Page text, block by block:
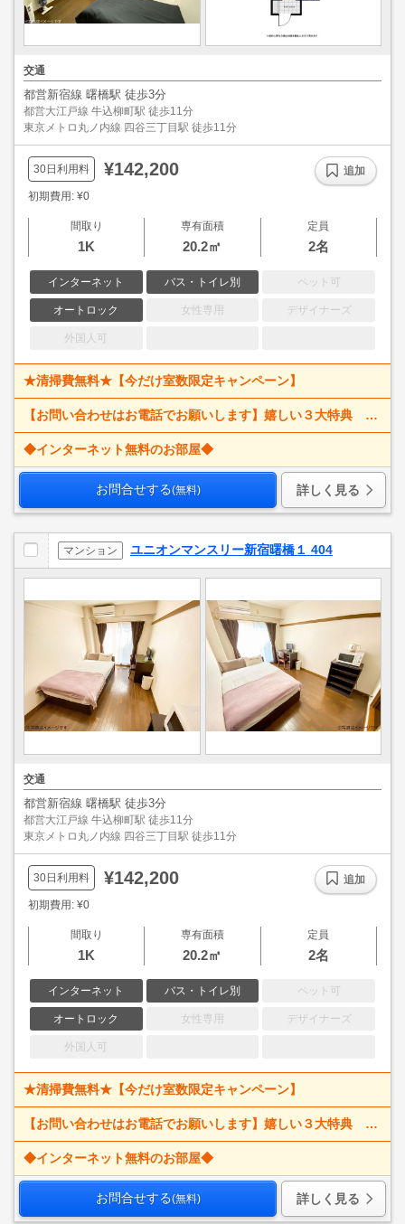
交通
都営新宿線 曙橋駅 徒歩3分
都営大江戸線 牛込柳町駅 徒歩11分
東京メトロ丸ノ内線 四谷三丁目駅 徒歩11分
30日利用料 ¥142,200
初期費用: ¥0
間取り
1K
専有面積
20.2㎡
定員
2名
インターネット バス・トイレ別 ペット可
オートロック 女性専用 デザイナーズ
外国人可
追加
★清掃費無料★【今だけ室数限定キャンペーン】
【お問い合わせはお電話でお願いします】嬉しい３大特典 賃料大幅値下げ！ 寝具一式＆ベッドメイキング無料＋α
◆インターネット無料のお部屋◆
お問合せする(無料) 詳しく見る
マンション ユニオンマンスリー新宿曙橋１ 404
交通
都営新宿線 曙橋駅 徒歩3分
都営大江戸線 牛込柳町駅 徒歩11分
東京メトロ丸ノ内線 四谷三丁目駅 徒歩11分
30日利用料 ¥142,200
初期費用: ¥0
間取り
1K
専有面積
20.2㎡
定員
2名
インターネット バス・トイレ別 ペット可
オートロック 女性専用 デザイナーズ
外国人可
追加
★清掃費無料★【今だけ室数限定キャンペーン】
【お問い合わせはお電話でお願いします】嬉しい３大特典 賃料大幅値下げ！ 寝具一式＆ベッドメイキング無料＋α
◆インターネット無料のお部屋◆
お問合せする(無料) 詳しく見る